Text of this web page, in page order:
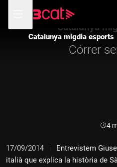
navegació
principal
menú
de
Catalunya migdia esports
Catalunya
Córrer
4
17/09/2014
Entrevistem
italià que explica la història de